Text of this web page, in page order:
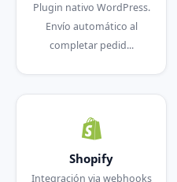
Plugin nativo WordPress.
Envío automático al
completar pedid...
Shopify
Integración via webhooks